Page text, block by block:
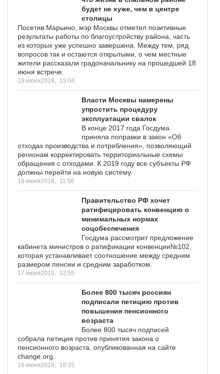
будет не хуже, чем в центре
столицы
Посетив Марьино, мэр Москвы отметил позитивные
результаты работы по благоустройству района, часть
из которых уже успешно завершена. Между тем, ряд
вопросов так и остаются открытыми, о чем местные
жители рассказали градоначальнику на прошедшей 18
июня встрече.
19 июня2018, 15:04
Власти Москвы намерены
упростить процедуру
эксплуатации свалок
В конце 2017 года Госдума
приняла поправки в закон «Об
отходах производства и потребления», позволяющий
регионам корректировать территориальные схемы
обращения с отходами. К 2019 году все субъекты РФ
должны перейти на новую систему.
18 июня2018, 11:58
Правительство РФ хочет
ратифицировать конвенцию о
минимальных нормах
соцобеспечения
Госдума рассмотрит предложение
кабинета министров о ратификации конвенции№102,
которая устанавливает соотношение между средним
размером пенсии и средним заработком.
17 июня2018, 12:55
Более 800 тысяч россиян
подписали петицию против
повышения пенсионного
возраста
Более 800 тысяч подписей
собрала петиция против принятия закона о
пенсионного возраста, опубликованная на сайте
change.org.
16 июня2018, 18:35